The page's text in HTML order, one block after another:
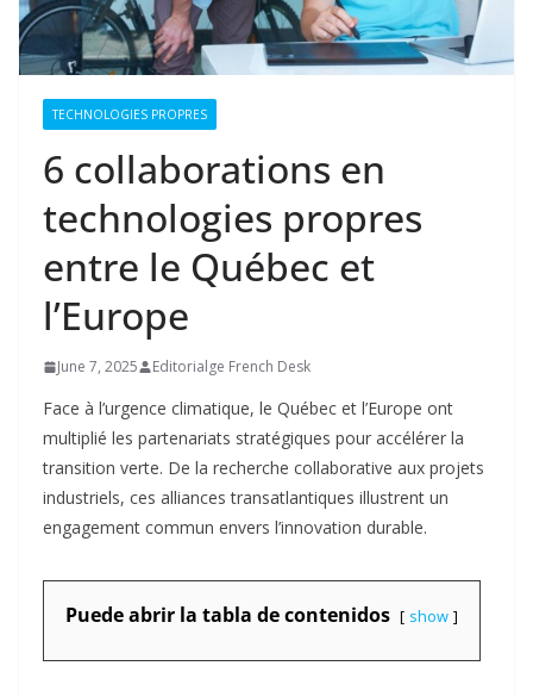
TECHNOLOGIES PROPRES
6 collaborations en
technologies propres
entre le Québec et
l’Europe
June 7, 2025 Editorialge French Desk
Face à l’urgence climatique, le Québec et l’Europe ont
multiplié les partenariats stratégiques pour accélérer la
transition verte. De la recherche collaborative aux projets
industriels, ces alliances transatlantiques illustrent un
engagement commun envers l’innovation durable.
Puede abrir la tabla de contenidos show